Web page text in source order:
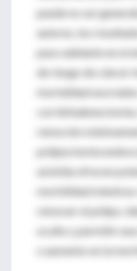
puede no ser
autores, los
paso adelante en el
de riesgo de cáncer
mortalidad
con
remoción
polipectomía
asistida ofrecen
morbilidad
remover el pólipo,
oculto y permitir
o aumento en la